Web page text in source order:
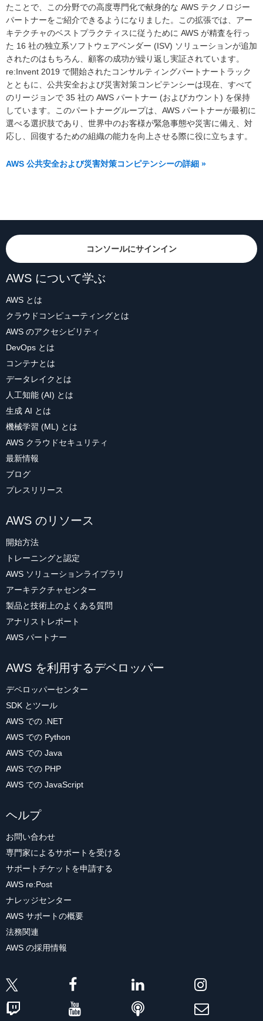
たことで、この分野での高度専門化で献身的な AWS テクノロジー
パートナーをご紹介できるようになりました。この拡張では、アー
キテクチャのベストプラクティスに従うために AWS が精査を行っ
た 16 社の独立系ソフトウェアベンダー (ISV) ソリューションが追加
されたのはもちろん、顧客の成功が繰り返し実証されています。
re:Invent 2019 で開始されたコンサルティングパートナートラック
とともに、公共安全および災害対策コンピテンシーは現在、すべて
のリージョンで 35 社の AWS パートナー (およびカウント) を保持
しています。このパートナーグループは、AWS パートナーが最初に
選べる選択肢であり、世界中のお客様が緊急事態や災害に備え、対
応し、回復するための組織の能力を向上させる際に役に立ちます。
AWS 公共安全および災害対策コンピテンシーの詳細 »
コンソールにサインイン
AWS について学ぶ
AWS とは
クラウドコンピューティングとは
AWS のアクセシビリティ
DevOps とは
コンテナとは
データレイクとは
人工知能 (AI) とは
生成 AI とは
機械学習 (ML) とは
AWS クラウドセキュリティ
最新情報
ブログ
プレスリリース
AWS のリソース
開始方法
トレーニングと認定
AWS ソリューションライブラリ
アーキテクチャセンター
製品と技術上のよくある質問
アナリストレポート
AWS パートナー
AWS を利用するデベロッパー
デベロッパーセンター
SDK とツール
AWS での .NET
AWS での Python
AWS での Java
AWS での PHP
AWS での JavaScript
ヘルプ
お問い合わせ
専門家によるサポートを受ける
サポートチケットを申請する
AWS re:Post
ナレッジセンター
AWS サポートの概要
法務関連
AWS の採用情報